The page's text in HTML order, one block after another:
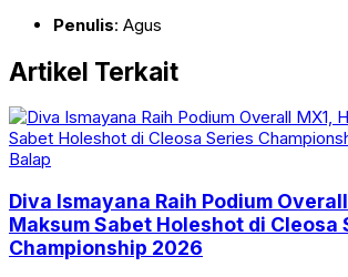
Penulis: Agus
Artikel Terkait
Balap
Diva Ismayana Raih Podium
Maksum Sabet Holeshot di Cleosa
Championship 2026